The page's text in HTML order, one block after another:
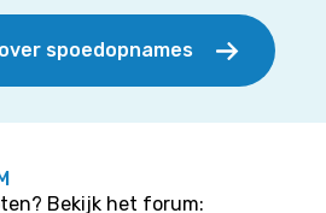
spoedopnames
Bekijk het forum: